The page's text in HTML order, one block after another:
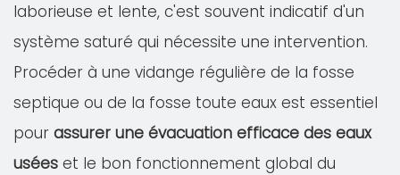
laborieuse et lente, c'est souvent indicatif d'un
système saturé qui nécessite une intervention.
Procéder à une vidange régulière de la fosse
septique ou de la fosse toute eaux est essentiel
pour assurer une évacuation efficace des eaux
usées et le bon fonctionnement global du